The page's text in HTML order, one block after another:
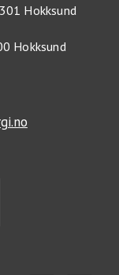
Hokksund
Hokksund